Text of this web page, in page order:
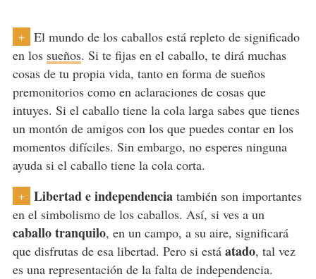
+
El mundo de los caballos está repleto de significado
en los sueños. Si te fijas en el caballo, te dirá muchas
cosas de tu propia vida, tanto en forma de sueños
premonitorios como en aclaraciones de cosas que
intuyes. Si el caballo tiene la cola larga sabes que tienes
un montón de amigos con los que puedes contar en los
momentos difíciles. Sin embargo, no esperes ninguna
ayuda si el caballo tiene la cola corta.
+ Libertad e independenciatambién son importantes
en el simbolismo de los caballos. Así, si ves a un
caballo tranquilo, en un campo, a su aire, significará
que disfrutas de esa libertad. Pero si está atado, tal vez
es una representación de la falta de independencia.